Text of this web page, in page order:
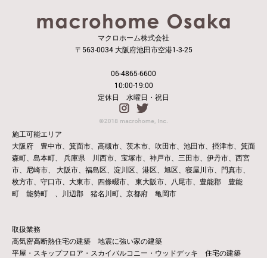
マクロホーム株式会社
〒563-0034 大阪府池田市空港1-3-25
06-4865-6600
10:00-19:00
定休日 水曜日・祝日
施工可能エリア
大阪府 豊中市、箕面市、高槻市、茨木市、吹田市、池田市、摂津市、箕面
森町、島本町、
兵庫県 川西市、宝塚市、神戸市、三田市、伊丹市、西宮
市、尼崎市、
大阪市、福島区、淀川区、港区、旭区、寝屋川市、門真市、
枚方市、守口市、大東市、四條畷市、
東大阪市、八尾市、豊能郡 豊能
町 能勢町 、川辺郡 猪名川町、京都府 亀岡市
取扱業務
高気密高断熱住宅の建築 地震に強い家の建築
平屋・スキップフロア・スカイバルコニー・ウッドデッキ 住宅の建築